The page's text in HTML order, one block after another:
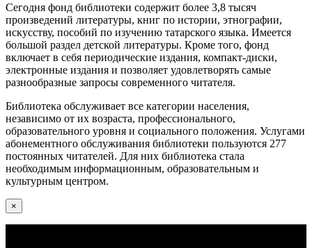
Сегодня фонд библиотеки содержит более 3,8 тысяч
произведений литературы, книг по истории, этнографии,
искусству, пособий по изучению татарского языка. Имеется
большой раздел детской литературы. Кроме того, фонд
включает в себя периодические издания, компакт-диски,
электронные издания и позволяет удовлетворять самые
разнообразные запросы современного читателя.
Библиотека обслуживает все категории населения,
независимо от их возраста, профессионального,
образовательного уровня и социального положения. Услугами
абонементного обслуживания библиотеки пользуются 277
постоянных читателей. Для них библиотека стала
необходимым информационным, образовательным и
культурным центром.
×